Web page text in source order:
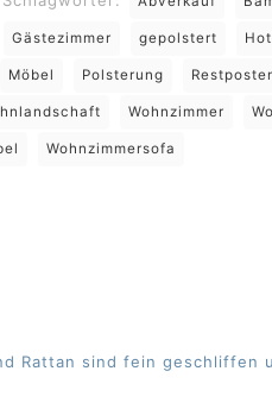
Gästezimmer gepolstert
Möbel Polsterung
Wohnzimmer
Wohnzimmersofa
Rattan sind fein geschliffen